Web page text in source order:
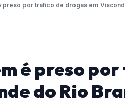
preso por tráfico de drogas em
é preso
do Rio